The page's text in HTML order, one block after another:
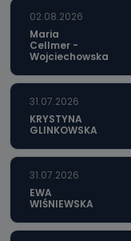
02.08.2026
Maria
Cellmer -
Wojciechowska
31.07.2026
KRYSTYNA
GLINKOWSKA
31.07.2026
EWA
WIŚNIEWSKA